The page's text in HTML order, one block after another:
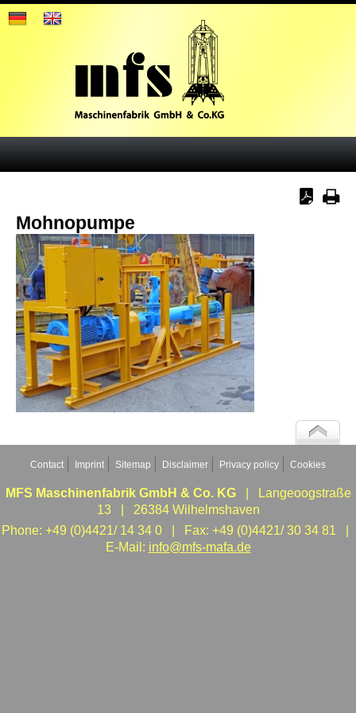
Mohnopumpe
Contact Imprint Sitemap Disclaimer Privacy policy Cookies
MFS Maschinenfabrik GmbH & Co. KG| Langeoogstraße
13 | 26384 Wilhelmshaven
Phone: +49 (0)4421/ 14 34 0 | Fax: +49 (0)4421/ 30 34 81 |
E-Mail: info@mfs-mafa.de